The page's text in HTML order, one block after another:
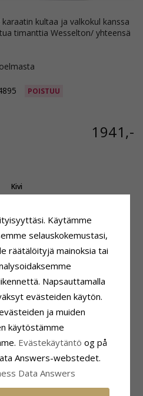
timanttia Wesselton/ yhteensä
POISTUU
1941,-
Kivi
Kivi:Timantti
Timantin Väri:Wesselton
Timantin Kirkkaus:
Karaatti: 0,21
Toimitusaika:4-5 Arkipäivä
LUOKASSA
Käytämme
selauskokemustasi,
räätälöityjä mainoksia tai
Napsauttamalla
evästeiden käytön.
ja muiden
käytöstämme
Evästekäytäntö og på
Answers-webstedet.
Data Answers